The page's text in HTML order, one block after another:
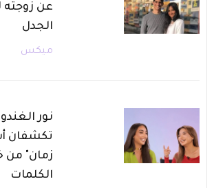
عن زوجته
الجدل
ميكس
نور
تكشفان
زمان" من
الكلمات